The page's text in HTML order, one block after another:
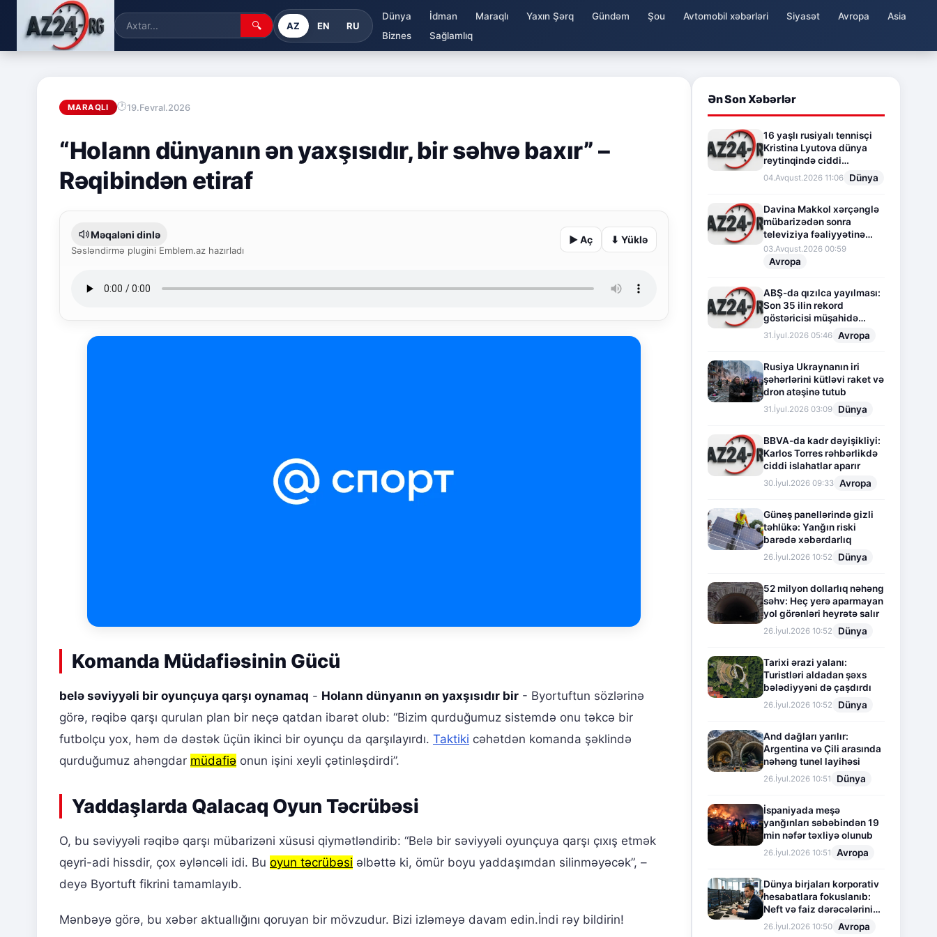
🔍 AZ EN RU
Dünya İdman Maraqlı Yaxın Şərq Gündəm Şou Avtomobil xəbərləri Siyasət Avropa
Asia
Biznes
Sağlamlıq
MARAQLI 19.Fevral.2026
“Holann dünyanın ən yaxşısıdır, bir səhvə baxır” –
Rəqibindən etiraf
Məqaləni dinlə
Səsləndirmə plugini Emblem.az hazırladı
▶ Aç ⬇ Yüklə
Komanda Müdafiəsinin Gücü
belə səviyyəli bir oyunçuya qarşı oynamaq - Holann dünyanın ən yaxşısıdır bir - Byortuftun sözlərinə
görə, rəqibə qarşı qurulan plan bir neçə qatdan ibarət olub: “Bizim qurduğumuz sistemdə onu təkcə bir
futbolçu yox, həm də dəstək üçün ikinci bir oyunçu da qarşılayırdı. Taktiki cəhətdən komanda şəklində
qurduğumuz ahəngdar müdafiə onun işini xeyli çətinləşdirdi”.
Yaddaşlarda Qalacaq Oyun Təcrübəsi
O, bu səviyyəli rəqibə qarşı mübarizəni xüsusi qiymətləndirib: “Belə bir səviyyəli oyunçuya qarşı çıxış etmək
qeyri-adi hissdir, çox əyləncəli idi. Bu oyun təcrübəsi əlbəttə ki, ömür boyu yaddaşımdan silinməyəcək”, –
deyə Byortuft fikrini tamamlayıb.
Mənbəyə görə, bu xəbər aktuallığını qoruyan bir mövzudur. Bizi izləməyə davam edin.İndi rəy bildirin!
Ən Son Xəbərlər
16 yaşlı rusiyalı tennisçi
Kristina Lyutova dünya
reytinqində ciddi
irəliləyişə imza atdı
04.Avqust.2026 11:06 Dünya
Davina Makkol xərçənglə
mübarizədən sonra
televiziya fəaliyyətinə
fasilə verir
03.Avqust.2026 00:59
Avropa
ABŞ-da qızılca yayılması:
Son 35 ilin rekord
göstəricisi müşahidə
olunur
31.İyul.2026 05:46 Avropa
Rusiya Ukraynanın iri
şəhərlərini kütləvi raket və
dron atəşinə tutub
31.İyul.2026 03:09 Dünya
BBVA-da kadr dəyişikliyi:
Karlos Torres rəhbərlikdə
ciddi islahatlar aparır
30.İyul.2026 09:33 Avropa
Günəş panellərində gizli
təhlükə: Yanğın riski
barədə xəbərdarlıq
26.İyul.2026 10:52 Dünya
52 milyon dollarlıq nəhəng
səhv: Heç yerə aparmayan
yol görənləri heyrətə salır
26.İyul.2026 10:52 Dünya
Tarixi ərazi yalanı:
Turistləri aldadan şəxs
bələdiyyəni də çaşdırdı
26.İyul.2026 10:52 Dünya
And dağları yarılır:
Argentina və Çili arasında
nəhəng tunel layihəsi
26.İyul.2026 10:51 Dünya
İspaniyada meşə
yanğınları səbəbindən 19
min nəfər təxliyə olunub
26.İyul.2026 10:51 Avropa
Dünya birjaları korporativ
hesabatlara fokuslanıb:
Neft və faiz dərəcələrinin
təsiri altında cari vəziyyət
26.İyul.2026 10:50 Avropa